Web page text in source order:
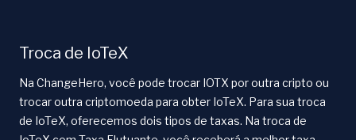
Troca de IoTeX
Na ChangeHero, você pode trocar IOTX por outra cripto ou
trocar outra criptomoeda para obter IoTeX. Para sua troca
de IoTeX, oferecemos dois tipos de taxas. Na troca de